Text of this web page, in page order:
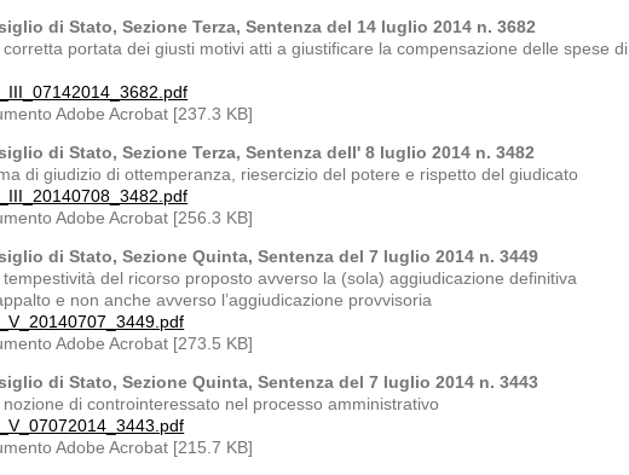
di Stato, Sezione Terza, Sentenza del 14 luglio 2014 n. 3682
corretta portata dei giusti motivi atti a giustificare la compensazione delle spese di
Adobe Acrobat [237.3 KB]
di Stato, Sezione Terza, Sentenza dell' 8 luglio 2014 n. 3482
di giudizio di ottemperanza, riesercizio del potere e rispetto del giudicato
Adobe Acrobat [256.3 KB]
di Stato, Sezione Quinta, Sentenza del 7 luglio 2014 n. 3449
tempestività del ricorso proposto avverso la (sola) aggiudicazione definitiva
e non anche avverso l’aggiudicazione provvisoria
Adobe Acrobat [273.5 KB]
di Stato, Sezione Quinta, Sentenza del 7 luglio 2014 n. 3443
nozione di controinteressato nel processo amministrativo
Adobe Acrobat [215.7 KB]